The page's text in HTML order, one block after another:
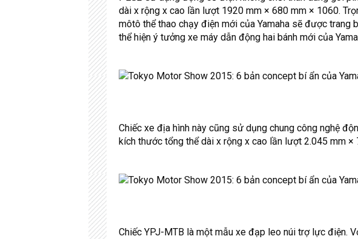
dài x rộng x cao lần lượt 1920 mm × 680 mm × 1060.
môtô thể thao chạy điện mới của Yamaha sẽ được
thể hiện ý tưởng xe máy dẫn động hai bánh mới của
Chiếc xe địa hình này cũng sử dụng chung công nghệ
kích thước tổng thể dài x rộng x cao lần lượt 2.045 mm
Chiếc YPJ-MTB là một mẫu xe đạp leo núi trợ lực điện.